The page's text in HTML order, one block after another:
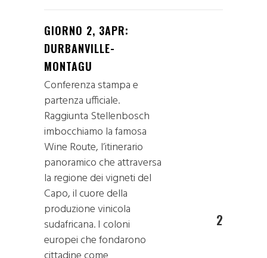
GIORNO 2, 3APR:
DURBANVILLE-
MONTAGU
Conferenza stampa e
partenza ufficiale.
Raggiunta Stellenbosch
imbocchiamo la famosa
Wine Route, l’itinerario
panoramico che attraversa
la regione dei vigneti del
Capo, il cuore della
produzione vinicola
sudafricana. I coloni
europei che fondarono
2